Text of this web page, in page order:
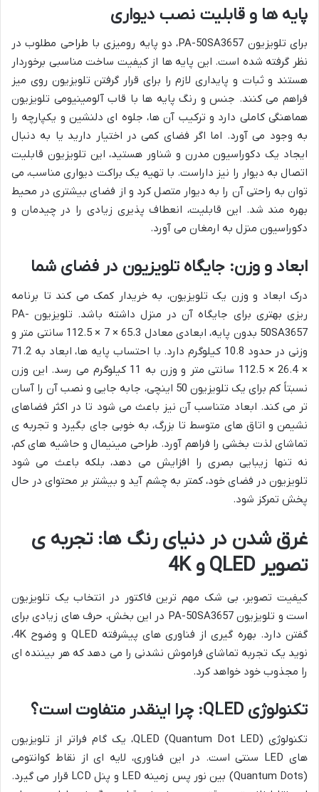
پایه ها و قابلیت نصب دیواری
برای تلویزیون PA-50SA3657، دو پایه رومیزی با طراحی مطلوب در
نظر گرفته شده است. این پایه ها از کیفیت ساخت مناسبی برخوردار
هستند و ثبات و پایداری لازم را برای قرار گرفتن تلویزیون روی میز
فراهم می کنند. جنس و رنگ پایه ها با قاب آلومینیومی تلویزیون
هماهنگی کاملی دارد و ترکیب آن ها، جلوه ای دلنشین و یکپارچه را
به وجود می آورد. اما اگر فضای کمی در اختیار دارید یا به دنبال
ایجاد یک دکوراسیون مدرن و شناور هستید، این تلویزیون قابلیت
اتصال به دیوار را نیز داراست. با تهیه یک براکت دیواری مناسب، می
توان به راحتی آن را به دیوار متصل کرد و از فضای بیشتری در محیط
بهره مند شد. این قابلیت، انعطاف پذیری زیادی را در چیدمان و
دکوراسیون منزل به ارمغان می آورد.
ابعاد و وزن: جایگاه تلویزیون در فضای شما
درک ابعاد و وزن یک تلویزیون، به خریدار کمک می کند تا برنامه
ریزی بهتری برای جایگاه آن در منزل داشته باشد. تلویزیون PA-
50SA3657 بدون پایه، ابعادی معادل 65.3 × 7 × 112.5 سانتی متر و
وزنی در حدود 10.8 کیلوگرم دارد. با احتساب پایه ها، ابعاد به 71.2
× 26.4 × 112.5 سانتی متر و وزن به 11 کیلوگرم می رسد. این وزن
نسبتاً کم برای یک تلویزیون 50 اینچی، جابه جایی و نصب آن را آسان
تر می کند. ابعاد متناسب آن نیز باعث می شود تا در اکثر فضاهای
نشیمن و اتاق های متوسط تا بزرگ، به خوبی جای بگیرد و تجربه ی
تماشای لذت بخشی را فراهم آورد. طراحی مینیمال و حاشیه های کم،
نه تنها زیبایی بصری را افزایش می دهد، بلکه باعث می شود
تلویزیون در فضای خود، کمتر به چشم آید و بیشتر بر محتوای در حال
پخش تمرکز شود.
غرق شدن در دنیای رنگ ها: تجربه ی
تصویر QLED و 4K
کیفیت تصویر، بی شک مهم ترین فاکتور در انتخاب یک تلویزیون
است و تلویزیون PA-50SA3657 در این بخش، حرف های زیادی برای
گفتن دارد. بهره گیری از فناوری های پیشرفته QLED و وضوح 4K،
نوید یک تجربه تماشای فراموش نشدنی را می دهد که هر بیننده ای
را مجذوب خود خواهد کرد.
تکنولوژی QLED: چرا اینقدر متفاوت است؟
تکنولوژی QLED (Quantum Dot LED)، یک گام فراتر از تلویزیون
های LED سنتی است. در این فناوری، لایه ای از نقاط کوانتومی
(Quantum Dots) بین نور پس زمینه LED و پنل LCD قرار می گیرد.